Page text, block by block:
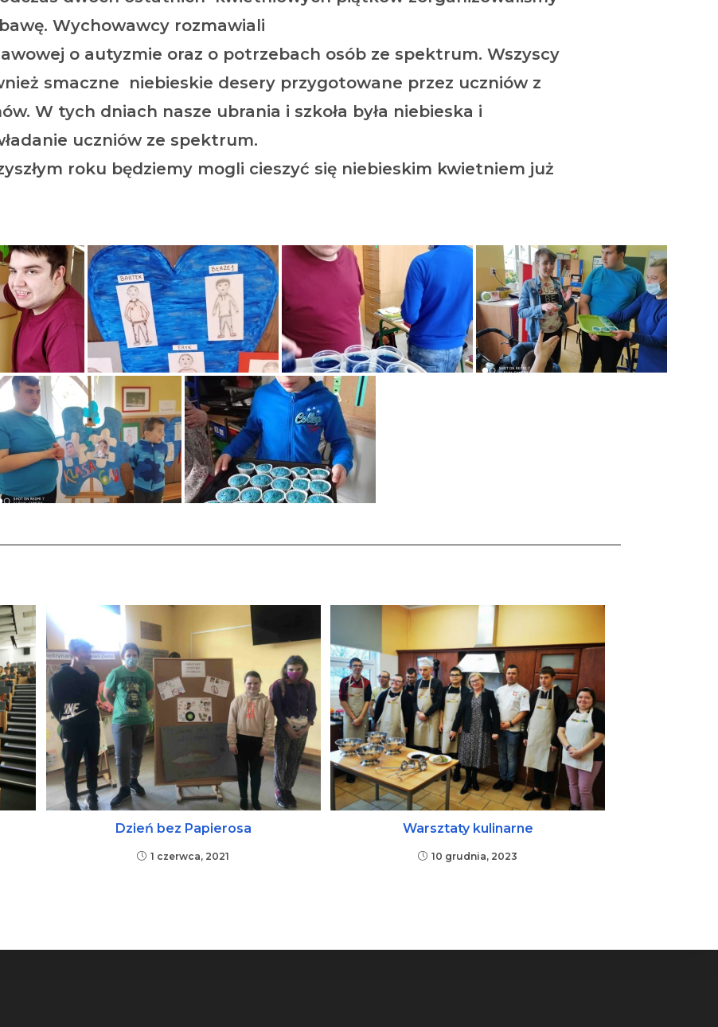
Wychowawcy rozmawiali
o autyzmie oraz o potrzebach osób ze spektrum. Wszyscy
smaczne niebieskie desery przygotowane przez uczniów z
W tych dniach nasze ubrania i szkoła była niebieska i
uczniów ze spektrum.
roku będziemy mogli cieszyć się niebieskim kwietniem już
Dzień bez Papierosa
1 czerwca, 2021
Warsztaty kulinarne
10 grudnia, 2023